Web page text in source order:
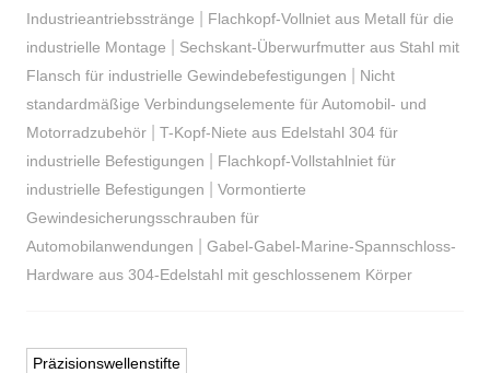
Industrieantriebsstränge
Flachkopf-Vollniet aus Metall für die
industrielle Montage
Sechskant-Überwurfmutter aus Stahl mit
Flansch für industrielle Gewindebefestigungen
Nicht
standardmäßige Verbindungselemente für Automobil- und
Motorradzubehör| T-Kopf-Niete aus Edelstahl 304 für
industrielle Befestigungen
Flachkopf-Vollstahlniet für
industrielle Befestigungen
Vormontierte
Gewindesicherungsschrauben für
Automobilanwendungen
Gabel-Gabel-Marine-Spannschloss-
Hardware aus 304-Edelstahl mit geschlossenem Körper
Präzisionswellenstifte